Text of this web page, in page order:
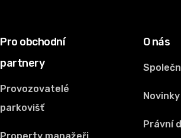
Pro obchodní
partnery
Provozovatelé
parkovišť
O nás
Novinky
Právní